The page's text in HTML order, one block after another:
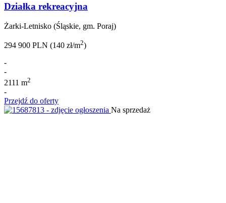
Działka rekreacyjna
Żarki-Letnisko (Śląskie, gm. Poraj)
294 900 PLN (140 zł/m2)
-
-
2111 m2
-
Przejdź do oferty
Na sprzedaż